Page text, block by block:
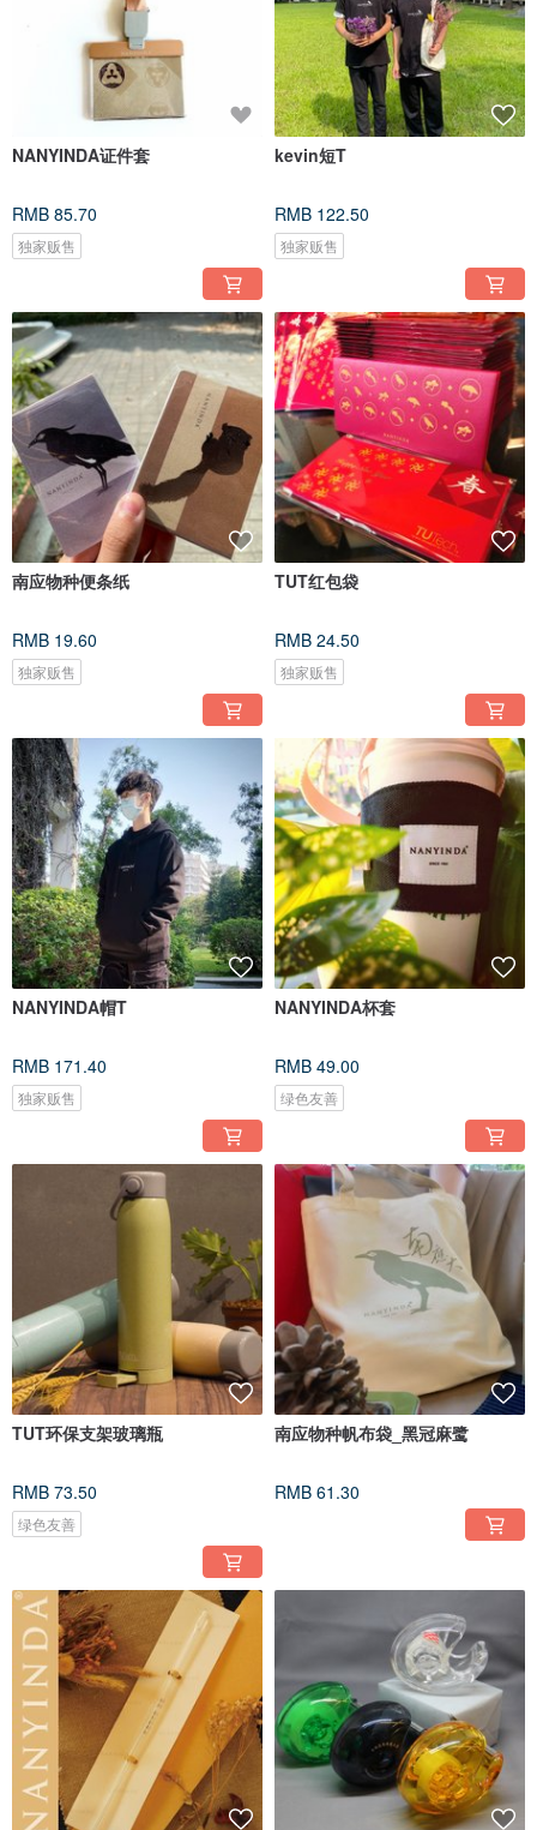
NANYINDA证件套
RMB 85.70
独家贩售
kevin短T
RMB 122.50
独家贩售
南应物种便条纸
RMB 19.60
独家贩售
TUT红包袋
RMB 24.50
独家贩售
NANYINDA帽T
RMB 171.40
独家贩售
NANYINDA杯套
RMB 49.00
绿色友善
TUT环保支架玻璃瓶
RMB 73.50
绿色友善
南应物种帆布袋_黑冠麻鹭
RMB 61.30